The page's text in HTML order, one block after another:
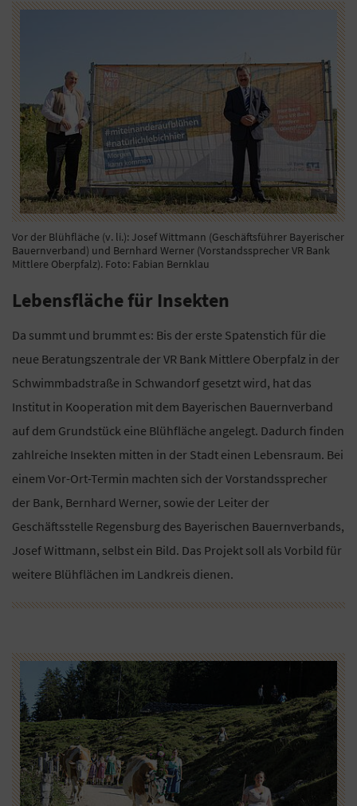
Vor der Blühfläche (v. li.): Josef Wittmann (Geschäftsführer Bayerischer
Bauernverband) und Bernhard Werner (Vorstandssprecher VR Bank
Mittlere Oberpfalz). Foto: Fabian Bernklau
Lebensfläche für Insekten
Da summt und brummt es: Bis der erste Spatenstich für die
neue Beratungszentrale der VR Bank Mittlere Oberpfalz in der
Schwimmbadstraße in Schwandorf gesetzt wird, hat das
Institut in Kooperation mit dem Bayerischen Bauernverband
auf dem Grundstück eine Blühfläche angelegt. Dadurch finden
zahlreiche Insekten mitten in der Stadt einen Lebensraum. Bei
einem Vor-Ort-Termin machten sich der Vorstandssprecher
der Bank, Bernhard Werner, sowie der Leiter der
Geschäftsstelle Regensburg des Bayerischen Bauernverbands,
Josef Wittmann, selbst ein Bild. Das Projekt soll als Vorbild für
weitere Blühflächen im Landkreis dienen.